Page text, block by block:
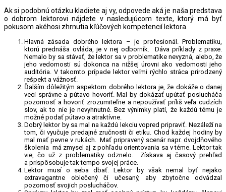
Ak si podobnú otázku kladiete aj vy, odpovede aká je naša predstava
o dobrom lektorovi nájdete v nasledujúcom texte, ktorý má byť
pokusom akéhosi zhrnutia kľúčových kompetencií lektora.
Hlavná zásada dobrého lektora – je profesionál. Problematiku,
ktorú prednáša ovláda, je v nej odborník. Dáva príklady z praxe.
Nemalo by sa stávať, že lektor sa v problematike nevyzná, alebo, že
jeho vedomosti sú dokonca na nižšej úrovni ako vedomosti jeho
auditória. V takomto prípade lektor veľmi rýchlo stráca prirodzený
rešpekt a vážnosť.
Ďalším dôležitým aspektom dobrého lektora je, že dokáže o danej
veci správne a pútavo hovoriť. Mal by dokázať upútať poslucháča
pozornosť a hovoriť zrozumiteľne a nepoužívať príliš veľa cudzích
slov, ak to nie je nevyhnutné. Bez výnimky platí, že každú tému je
možné podať pútavo a atraktívne.
Dobrý lektor by sa mal na každú lekciu vopred pripraviť. Nezáleží na
tom, či vyučuje predajné zručnosti či etiku. Chod každej hodiny by
mal mať pevne v rukách. Mať pripravený scenár napr. dvojdňového
školenia má zmysel aj z pohľadu orientovania sa v téme. Lektor tak
vie, čo už z problematiky odznelo. Získava aj časový prehľad
a prispôsobuje tak tempo svojej práce.
Lektor musí o seba dbať. Lektor by však nemal byť nejako
extravagantne oblečený či učesaný, aby zbytočne odvádzal
pozornosť svojich poslucháčov.